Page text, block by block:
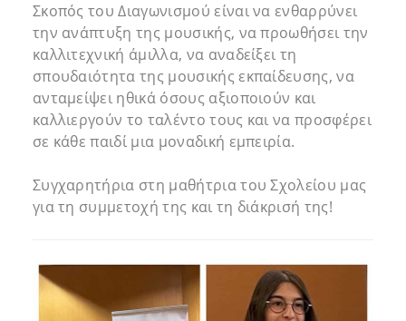
Σκοπός του Διαγωνισμού είναι να ενθαρρύνει
την ανάπτυξη της μουσικής, να προωθήσει την
καλλιτεχνική άμιλλα, να αναδείξει τη
σπουδαιότητα της μουσικής εκπαίδευσης, να
ανταμείψει ηθικά όσους αξιοποιούν και
καλλιεργούν το ταλέντο τους και να προσφέρει
σε κάθε παιδί μια μοναδική εμπειρία.
Συγχαρητήρια στη μαθήτρια του Σχολείου μας
για τη συμμετοχή της και τη διάκρισή της!